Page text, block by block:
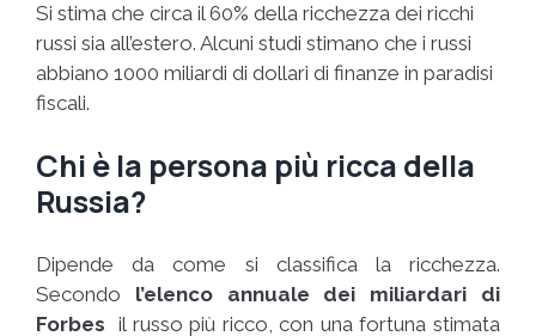
Si stima che circa il 60% della ricchezza dei ricchi
russi sia all’estero. Alcuni studi stimano che i russi
abbiano 1000 miliardi di dollari di finanze in paradisi
fiscali.
Chi è la persona più ricca della
Russia?
Dipende da come si classifica la ricchezza.
Secondo l’elenco annuale dei miliardari di
Forbes il russo più ricco, con una fortuna stimata